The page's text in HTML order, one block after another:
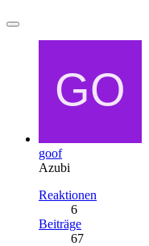
goof
Azubi
Reaktionen
6
Beiträge
67